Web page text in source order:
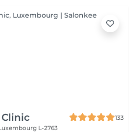
133
L-2763